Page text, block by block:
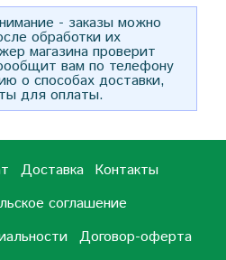
- заказы можно
обработки их
магазина проверит
вам по телефону
о способах доставки,
для оплаты.
Доставка Контакты
соглашение
Договор-оферта